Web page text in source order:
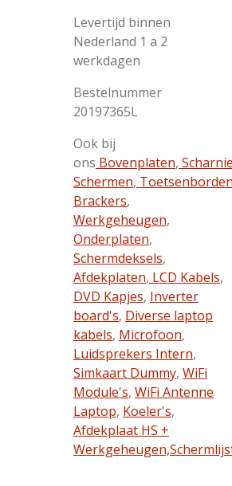
Levertijd binnen
Nederland 1 a 2
werkdagen
Bestelnummer
20197365L
Ook bij
ons Bovenplaten,
Schermen,
Brackers,
Werkgeheugen,
Onderplaten,
Schermdeksels,
Afdekplaten, LCD Kabels,
DVD Kapjes, Inverter
board's, Diverse laptop
kabels, Microfoon,
Luidsprekers Intern,
Simkaart Dummy, WiFi
Module's, WiFi Antenne
Laptop, Koeler's,
Afdekplaat HS +
Werkgeheugen,